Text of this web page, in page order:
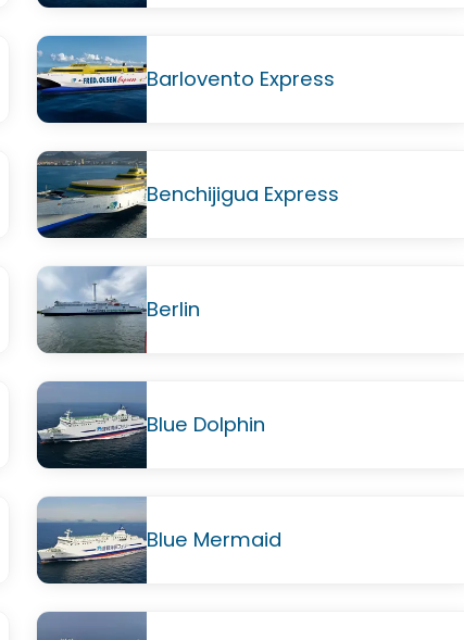
Barlovento Express
Benchijigua Express
Berlin
Blue Dolphin
Blue Mermaid